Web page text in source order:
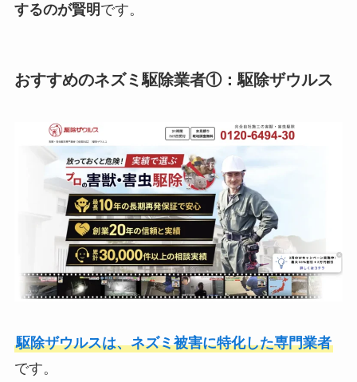
するのが賢明 です。
おすすめのネズミ駆除業者①：駆除ザウルス
駆除ザウルスは、ネズミ被害に特化した専門業者
です。